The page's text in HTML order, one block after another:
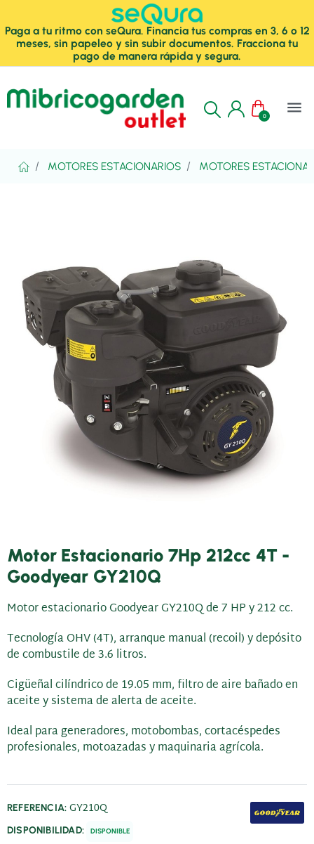
Paga a tu ritmo con seQura. Financia tus compras en 3, 6 o 12
meses, sin papeleo y sin subir documentos. Fracciona tu
pago de manera rápida y segura.
menu
0
MOTORES ESTACIONARIOS MOTORES
Motor Estacionario 7Hp 212cc 4T -
Goodyear GY210Q
Motor estacionario Goodyear GY210Q de 7 HP y 212 cc.
Tecnología OHV (4T), arranque manual (recoil) y depósito
de combustile de 3.6 litros.
Cigüeñal cilíndrico de 19.05 mm, filtro de aire bañado en
aceite y sistema de alerta de aceite.
Ideal para generadores, motobombas, cortacéspedes
profesionales, motoazadas y maquinaria agrícola.
REFERENCIA: GY210Q
DISPONIBILIDAD: DISPONIBLE